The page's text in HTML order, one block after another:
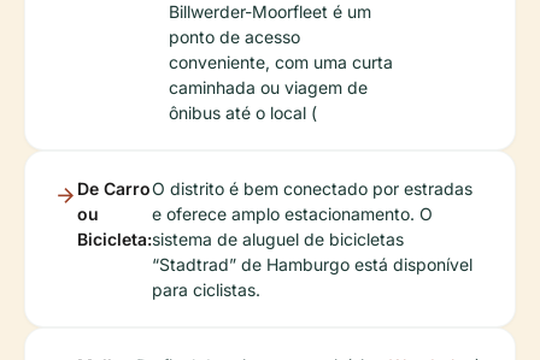
Billwerder-Moorfleet é um
ponto de acesso
conveniente, com uma curta
caminhada ou viagem de
ônibus até o local (
De Carro
ou
Bicicleta:
O distrito é bem conectado por estradas
e oferece amplo estacionamento. O
sistema de aluguel de bicicletas
“Stadtrad” de Hamburgo está disponível
para ciclistas.